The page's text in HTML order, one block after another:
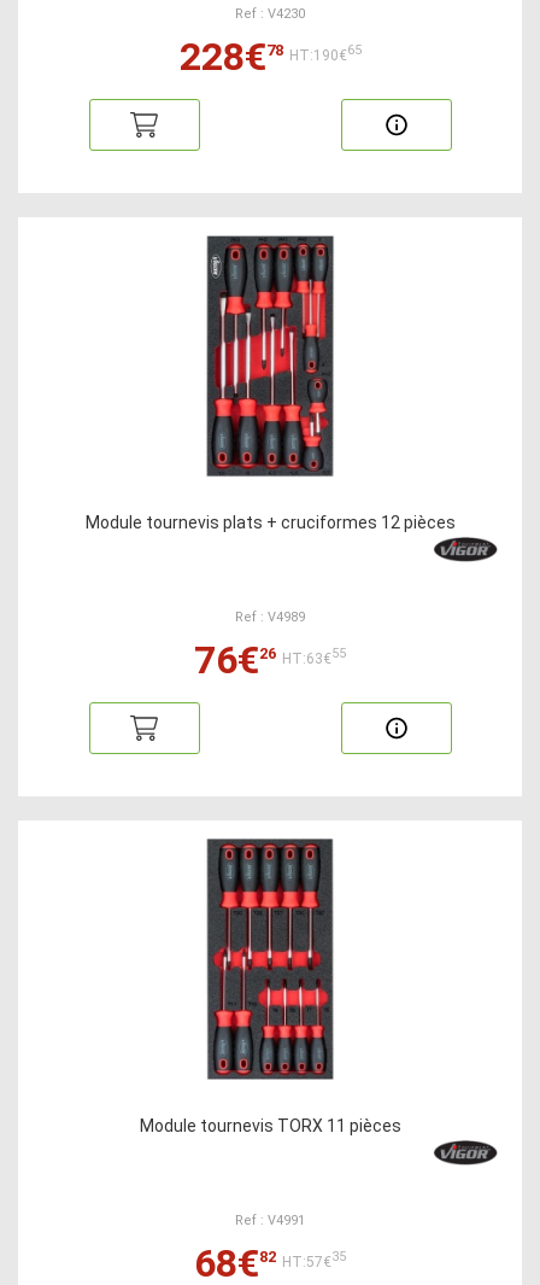
Ref : V4230
228€78 HT:190€65
Module tournevis plats + cruciformes 12 pièces
Ref : V4989
76€26 HT:63€55
Module tournevis TORX 11 pièces
Ref : V4991
68€82 HT:57€35